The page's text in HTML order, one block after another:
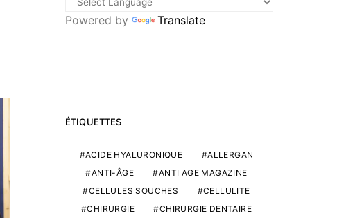
Powered by Translate
ÉTIQUETTES
ACIDE HYALURONIQUE
ALLERGAN
ANTI-ÂGE
ANTI AGE MAGAZINE
CELLULES SOUCHES
CELLULITE
CHIRURGIE
CHIRURGIE DENTAIRE